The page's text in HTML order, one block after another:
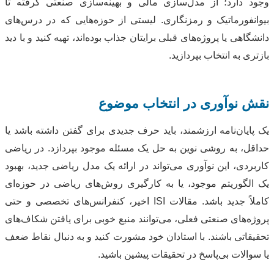
وجود دارد؛ از مدل‌سازی مالی و بهینه‌سازی صنعتی گرفته تا
بیوانفورماتیک و رمزنگاری. لیستی از حوزه‌هایی که در درس‌های
دانشگاهی یا پروژه‌های قبلی برایتان جذاب بوده‌اند، تهیه کنید و با دید
بازتری به انتخاب بپردازید.
نقش نوآوری در انتخاب موضوع
یک پایان‌نامه ارزشمند، باید حرف جدیدی برای گفتن داشته باشد یا
حداقل، به روشی نوین به حل یک مسئله موجود بپردازد. در ریاضی
کاربردی، این نوآوری می‌تواند در ارائه یک مدل ریاضی جدید، بهبود
یک الگوریتم موجود، یا به کارگیری روش‌های ریاضی در حوزه‌ای
کاملاً جدید باشد. مقالات ISI اخیر، کنفرانس‌های تخصصی و حتی
پروژه‌های صنعتی فعلی، می‌توانند منبع خوبی برای یافتن شکاف‌های
تحقیقاتی باشند. با استادان خود مشورت کنید و به دنبال نقاط ضعف
یا سوالات بی‌پاسخ در تحقیقات پیشین باشید.